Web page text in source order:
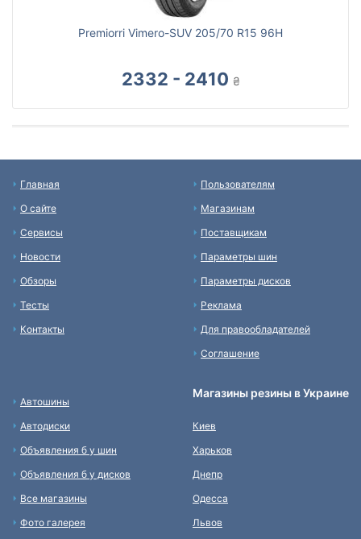
Premiorri Vimero-SUV 205/70 R15 96H
2332 - 2410 ₴
Главная
О сайте
Сервисы
Новости
Обзоры
Тесты
Контакты
Пользователям
Магазинам
Поставщикам
Параметры шин
Параметры дисков
Реклама
Для правообладателей
Соглашение
Автошины
Автодиски
Объявления б у шин
Объявления б у дисков
Все магазины
Фото галерея
Магазины резины в Украине
Киев
Харьков
Днепр
Одесса
Львов